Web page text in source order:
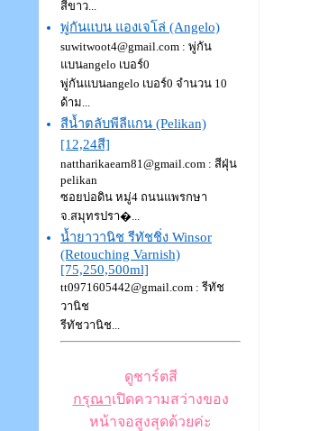
สีขาว...
พู่กันแบน แองเจโล่ (Angelo)
suwitwoot4@gmail.com : พู่กัน
แบนangelo เบอร์0
พู่กันแบนangelo เบอร์0 จำนวน 10
ด้าม...
สีน้ำตลับพีลีแกน (Pelikan)
[12,24สี]
nattharikaearn81@gmail.com : สีฝุ่น
pelikan
ซอยบ่อดิน หมู่4 ถนนแพรกษา
จ.สมุทรปรา�...
น้ำยาวานิช รีทัชชิ่ง Winsor
(Retouching Varnish)
[75,250,500ml]
tt0971605442@gmail.com : รีทัช
วานิช
รีทัชวานิช...
ดูชาร์ตสี
กรุณาเปิดความสว่างของ
หน้าจอสูงสุดด้วยค่ะ